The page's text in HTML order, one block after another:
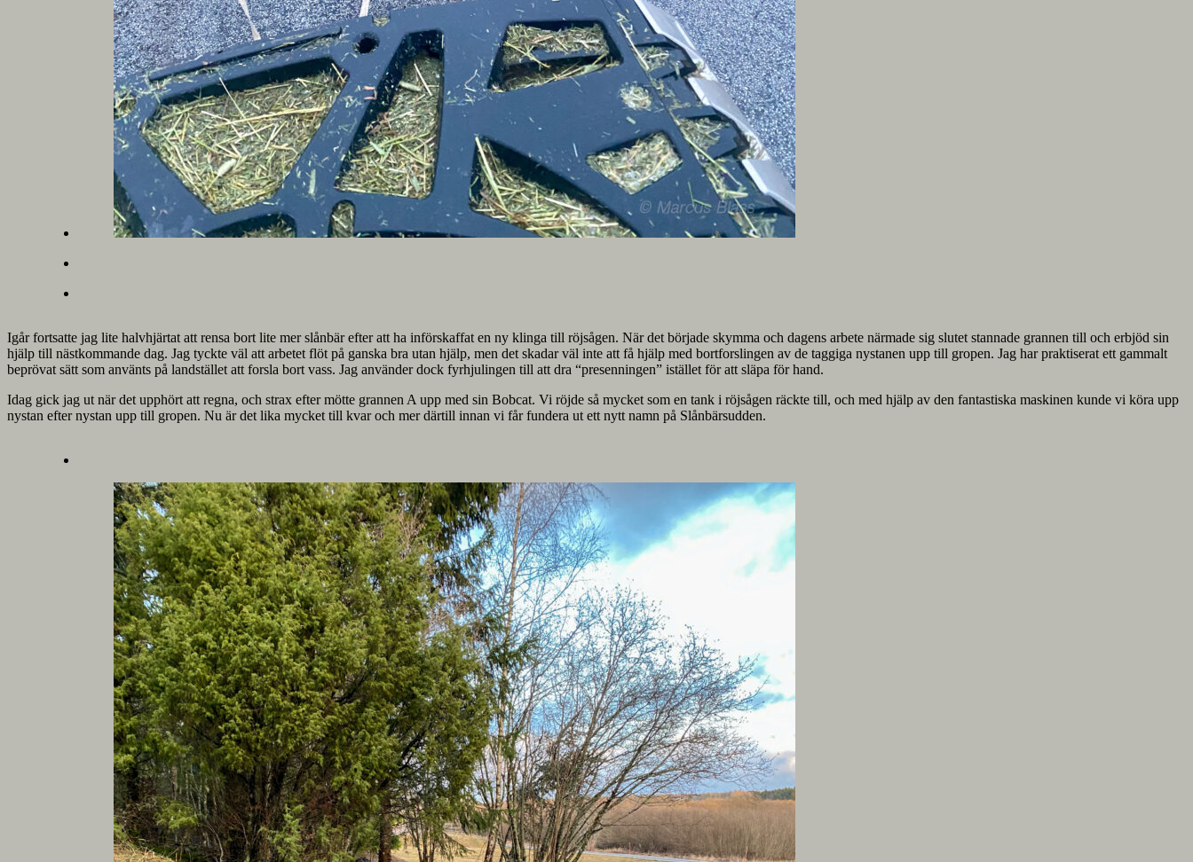
Igår fortsatte jag lite halvhjärtat att rensa bort lite mer slånbär efter att ha införskaffat en ny klinga till röjsågen. När det började skymma och dagens arbete närmade sig slutet stannade grannen till och erbjöd sin
hjälp till nästkommande dag. Jag tyckte väl att arbetet flöt på ganska bra utan hjälp, men det skadar väl inte att få hjälp med bortforslingen av de taggiga nystanen upp till gropen. Jag har praktiserat ett gammalt
beprövat sätt som använts på landstället att forsla bort vass. Jag använder dock fyrhjulingen till att dra “presenningen” istället för att släpa för hand.
Idag gick jag ut när det upphört att regna, och strax efter mötte grannen A upp med sin Bobcat. Vi röjde så mycket som en tank i röjsågen räckte till, och med hjälp av den fantastiska maskinen kunde vi köra upp
nystan efter nystan upp till gropen. Nu är det lika mycket till kvar och mer därtill innan vi får fundera ut ett nytt namn på Slånbärsudden.